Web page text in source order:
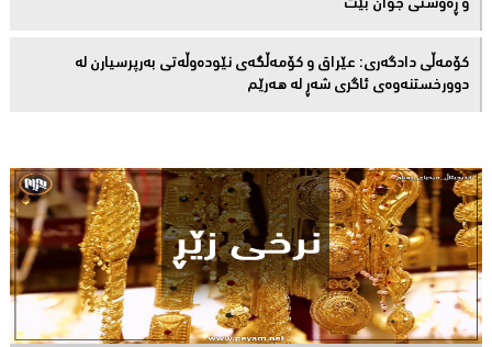
و ڕەوشتى جوان بێت
کۆمەڵى دادگەرى: عێراق و كۆمەڵگەی نێودەوڵەتی بەرپرسیارن لە
دوورخستنەوەى ئاگری شەڕ لە هەرێم